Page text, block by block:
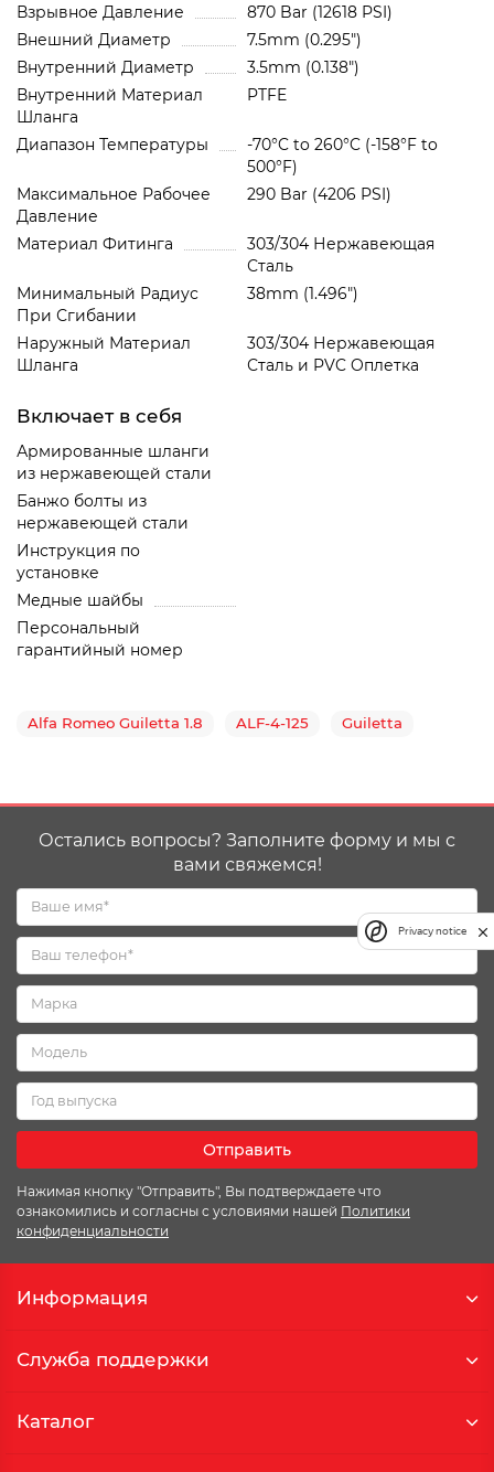
Взрывное Давление
870 Bar (12618 PSI)
Внешний Диаметр
7.5mm (0.295")
Внутренний Диаметр
3.5mm (0.138")
Внутренний Материал
Шланга
PTFE
Диапазон Температуры
-70°C to 260°C (-158°F to
500°F)
Максимальное Рабочее
Давление
290 Bar (4206 PSI)
Материал Фитинга
303/304 Нержавеющая
Сталь
Минимальный Радиус
При Сгибании
38mm (1.496")
Наружный Материал
Шланга
303/304 Нержавеющая
Сталь и PVC Oплетка
Включает в себя
Армированные шланги
из нержавеющей стали
Банжо болты из
нержавеющей стали
Инструкция по
установке
Медные шайбы
Персональный
гарантийный номер
Alfa Romeo Guiletta 1.8 ALF-4-125 Guiletta
Остались вопросы? Заполните форму и мы с
вами свяжемся!
Отправить
Нажимая кнопку "Отправить", Вы подтверждаете что
ознакомились и согласны с условиями нашей Политики
конфиденциальности
Информация
Служба поддержки
Каталог
Privacy notice